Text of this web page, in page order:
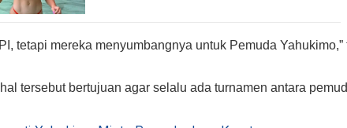
tetapi mereka menyumbangnya untuk Pemuda
tersebut bertujuan agar selalu ada turnamen antara